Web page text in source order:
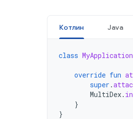
Котлин Java
class MyApplication
override fun
super .
MultiDex.
}
}